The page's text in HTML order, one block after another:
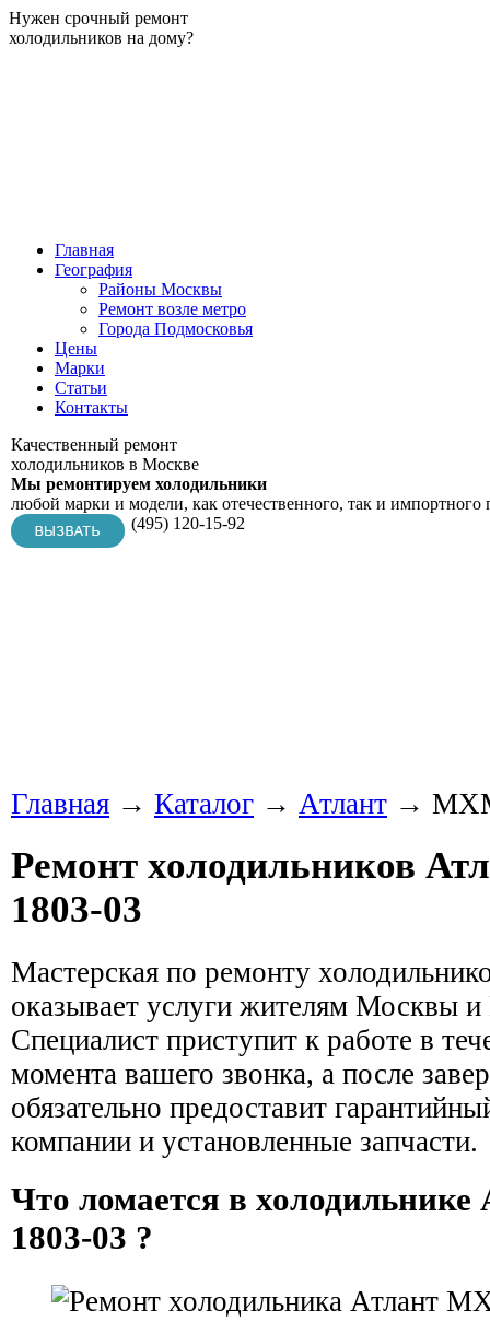
Нужен срочный ремонт
холодильников на дому?
Главная
География
Районы Москвы
Ремонт возле метро
Города Подмосковья
Цены
Марки
Статьи
Контакты
Качественный ремонт
холодильников в Москве
Мы ремонтируем холодильники
любой марки и модели, как отечественного, так и импортного
(495) 120-15-92
Главная → Каталог → Атлант →
Ремонт холодильников
1803-03
Мастерская по ремонту
оказывает услуги жителям Москвы
Специалист приступит к работе в
момента вашего звонка, а после
обязательно предоставит
компании и установленные запчасти.
Что ломается в
1803-03 ?